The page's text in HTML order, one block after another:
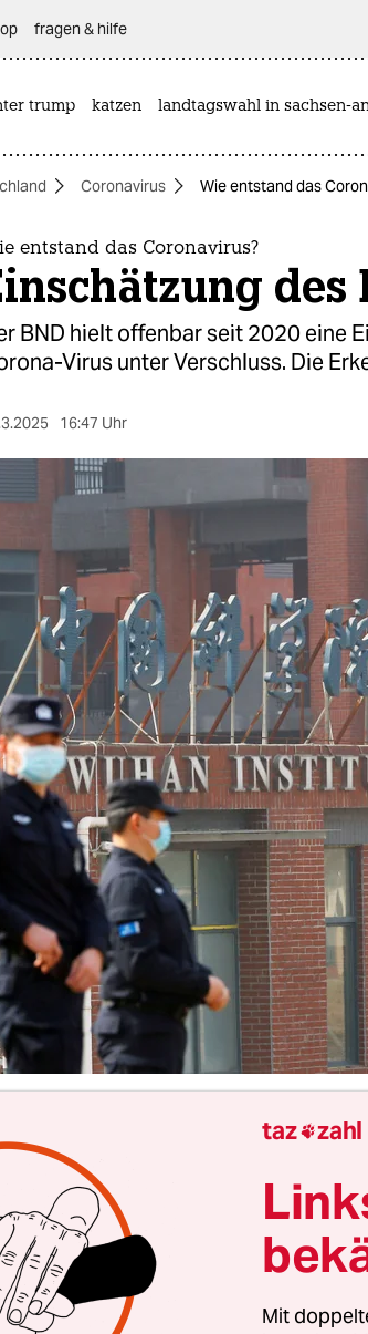
fragen & hilfe
trump katzen landtagswahl in sachsen-
Coronavirus Wie entstand das
entstand das Coronavirus?
des
BND hielt offenbar seit 2020 eine
Virus unter Verschluss. Die
16:47 Uhr
Von
Diskussion um den Ursprung der
Zündstoff: Offenbar hält es der
überwiegend wahrscheinlich,
taz 
Mit